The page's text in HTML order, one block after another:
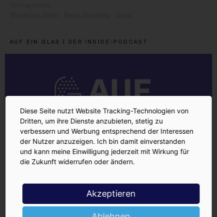
AUF EIN GLAS | DER INSIDE-PODCAST
Diese Seite nutzt Website Tracking-Technologien von
Dritten, um ihre Dienste anzubieten, stetig zu
verbessern und Werbung entsprechend der Interessen
der Nutzer anzuzeigen. Ich bin damit einverstanden
und kann meine Einwilligung jederzeit mit Wirkung für
die Zukunft widerrufen oder ändern.
Akzeptieren